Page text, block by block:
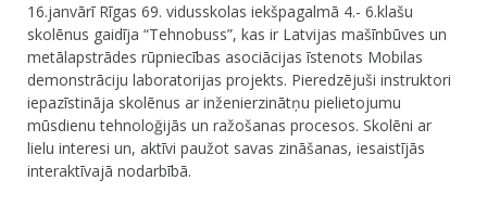
16.janvārī Rīgas 69. vidusskolas iekšpagalmā 4.- 6.klašu
skolēnus gaidīja “Tehnobuss”, kas ir Latvijas mašīnbūves un
metālapstrādes rūpniecības asociācijas īstenots Mobilas
demonstrāciju laboratorijas projekts. Pieredzējuši instruktori
iepazīstināja skolēnus ar inženierzinātņu pielietojumu
mūsdienu tehnoloğijās un ražošanas procesos. Skolēni ar
lielu interesi un, aktīvi paužot savas zināšanas, iesaistījās
interaktīvajā nodarbībā.